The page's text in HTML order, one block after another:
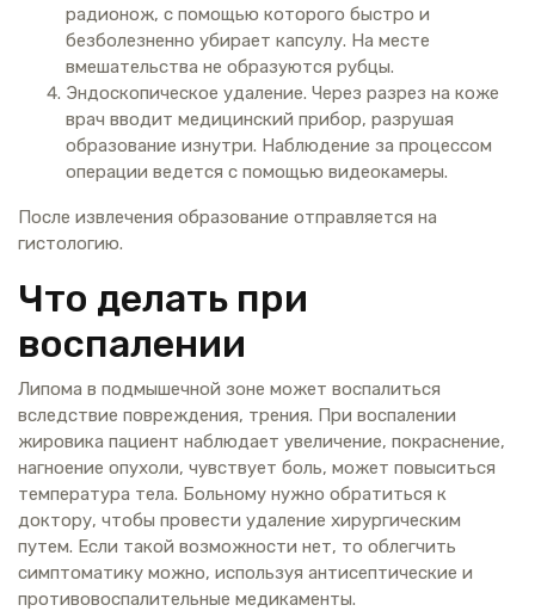
радионож, с помощью которого быстро и
безболезненно убирает капсулу. На месте
вмешательства не образуются рубцы.
Эндоскопическое удаление. Через разрез на коже
врач вводит медицинский прибор, разрушая
образование изнутри. Наблюдение за процессом
операции ведется с помощью видеокамеры.
После извлечения образование отправляется на
гистологию.
Что делать при
воспалении
Липома в подмышечной зоне может воспалиться
вследствие повреждения, трения. При воспалении
жировика пациент наблюдает увеличение, покраснение,
нагноение опухоли, чувствует боль, может повыситься
температура тела. Больному нужно обратиться к
доктору, чтобы провести удаление хирургическим
путем. Если такой возможности нет, то облегчить
симптоматику можно, используя антисептические и
противовоспалительные медикаменты.